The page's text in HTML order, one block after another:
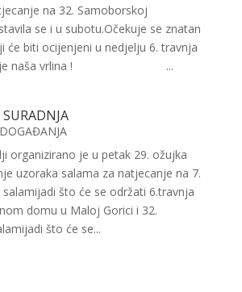
na 32. Samoborskoj
se i u subotu.Očekuje se znatan
će biti ocijenjeni u nedjelju 6. travnja
je naša vrlina ! ...
SURADNJA
DOGAĐANJA
organizirano je u petak 29. ožujka
uzoraka salama za natjecanje na 7.
što će se održati 6.travnja
domu u Maloj Gorici i 32.
što će se...